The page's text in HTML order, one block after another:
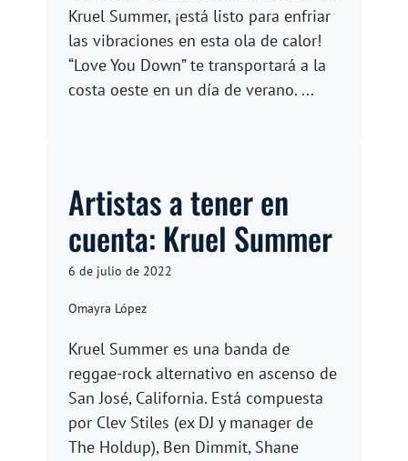
Kruel Summer, ¡está listo para enfriar
las vibraciones en esta ola de calor!
“Love You Down” te transportará a la
costa oeste en un día de verano. ...
Artistas a tener en
cuenta: Kruel Summer
6 de julio de 2022
Omayra López
Kruel Summer es una banda de
reggae-rock alternativo en ascenso de
San José, California. Está compuesta
por Clev Stiles (ex DJ y manager de
The Holdup), Ben Dimmit, Shane